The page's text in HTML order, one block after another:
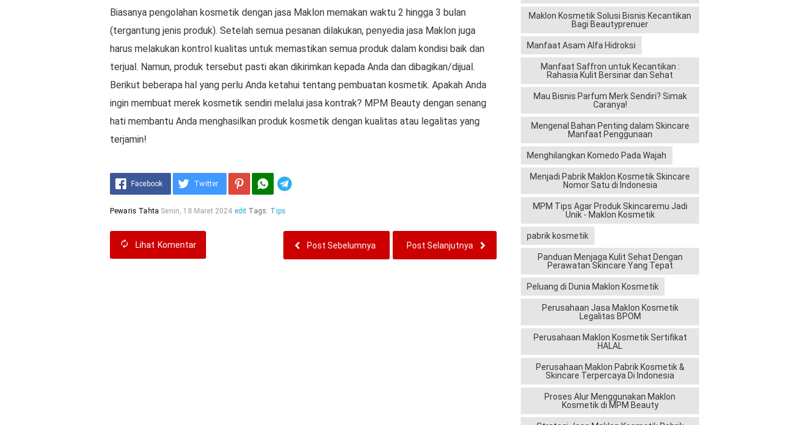
Biasanya pengolahan kosmetik dengan jasa Maklon memakan waktu 2 hingga 3 bulan
(tergantung jenis produk). Setelah semua pesanan dilakukan, penyedia jasa Maklon juga
harus melakukan kontrol kualitas untuk memastikan semua produk dalam kondisi baik dan
terjual. Namun, produk tersebut pasti akan dikirimkan kepada Anda dan dibagikan/dijual.
Berikut beberapa hal yang perlu Anda ketahui tentang pembuatan kosmetik. Apakah Anda
ingin membuat merek kosmetik sendiri melalui jasa kontrak? MPM Beauty dengan senang
hati membantu Anda menghasilkan produk kosmetik dengan kualitas atau legalitas yang
terjamin!
Facebook Twitter
Pewaris Tahta Senin, 18 Maret 2024 edit Tags: Tips
Lihat Komentar Post Selanjutnya
Post Sebelumnya
Maklon Kosmetik Solusi Bisnis Kecantikan
Bagi Beautyprenuer
Manfaat Asam Alfa Hidroksi
Manfaat Saffron untuk Kecantikan :
Rahasia Kulit Bersinar dan Sehat
Mau Bisnis Parfum Merk Sendiri? Simak
Caranya!
Mengenal Bahan Penting dalam Skincare
Manfaat Penggunaan
Menghilangkan Komedo Pada Wajah
Menjadi Pabrik Maklon Kosmetik Skincare
Nomor Satu di Indonesia
MPM Tips Agar Produk Skincaremu Jadi
Unik - Maklon Kosmetik
pabrik kosmetik
Panduan Menjaga Kulit Sehat Dengan
Perawatan Skincare Yang Tepat
Peluang di Dunia Maklon Kosmetik
Perusahaan Jasa Maklon Kosmetik
Legalitas BPOM
Perusahaan Maklon Kosmetik Sertifikat
HALAL
Perusahaan Maklon Pabrik Kosmetik &
Skincare Terpercaya Di Indonesia
Proses Alur Menggunakan Maklon
Kosmetik di MPM Beauty